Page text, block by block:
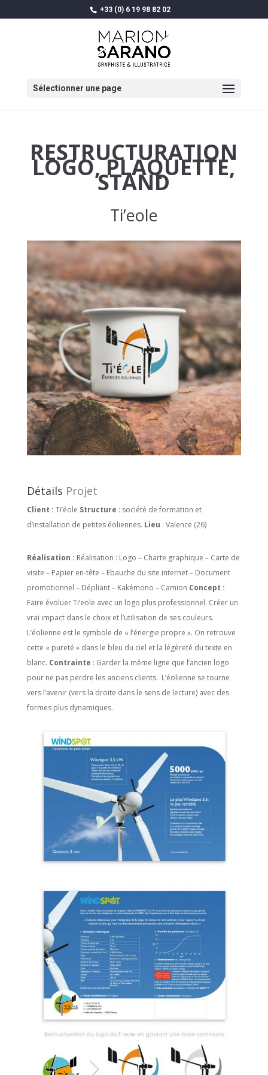
+33 (0) 6 19 98 82 02
Sélectionner une page
RESTRUCTURATION
LOGO, PLAQUETTE,
STAND
Ti’eole
Détails Projet
Client : Ti’éole Structure : société de formation et
d’installation de petites éoliennes. Lieu : Valence (26)
Réalisation : Réalisation : Logo – Charte graphique – Carte de
visite – Papier en-tête – Ebauche du site internet – Document
promotionnel – Dépliant – Kakémono – Camion Concept :
Faire évoluer Ti’eole avec un logo plus professionnel. Créer un
vrai impact dans le choix et l’utilisation de ses couleurs.
L’éolienne est le symbole de « l’énergie propre ». On retrouve
cette « pureté » dans le bleu du ciel et la légèreté du texte en
blanc. Contrainte : Garder la même ligne que l’ancien logo
pour ne pas perdre les anciens clients. L’éolienne se tourne
vers l’avenir (vers la droite dans le sens de lecture) avec des
formes plus dynamiques.